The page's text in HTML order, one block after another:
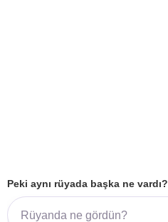
Peki aynı rüyada başka ne vardı?